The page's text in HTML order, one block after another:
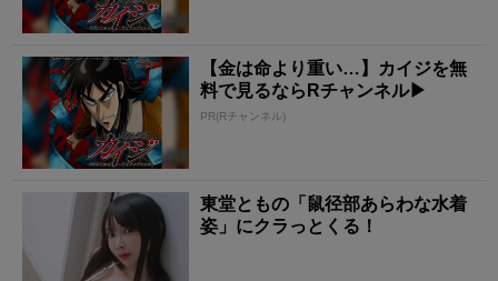
【金は命より重い…】カイジを無
料で見るならRチャンネル▶︎
PR(Rチャンネル)
東堂ともの「鼠径部あらわな水着
姿」にクラっとくる！